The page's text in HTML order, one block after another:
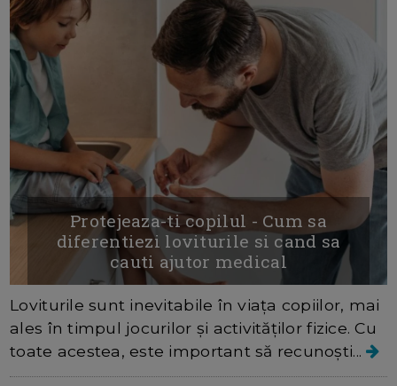
Protejeaza-ti copilul - Cum sa
diferentiezi loviturile si cand sa
cauti ajutor medical
Loviturile sunt inevitabile în viața copiilor, mai
ales în timpul jocurilor și activităților fizice. Cu
toate acestea, este important să recunoști...